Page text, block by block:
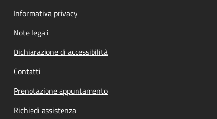
Informativa privacy
Note legali
Dichiarazione di accessibilità
Contatti
Prenotazione appuntamento
Richiedi assistenza